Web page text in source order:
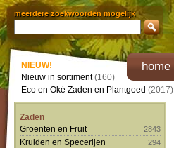
meerdere zoekwoorden mogelijk
home
NIEUW!
Nieuw in sortiment(160)
Eco en Oké Zaden en Plantgoed (2017)
Zaden
Groenten en Fruit
2843
Kruiden en Specerijen 294